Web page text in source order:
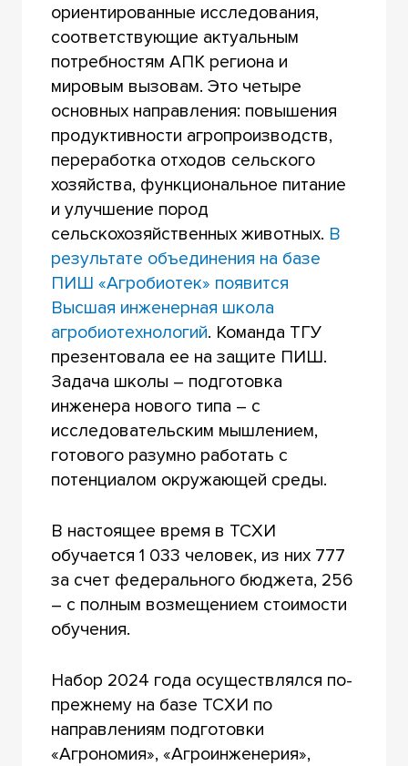
ориентированные исследования,
соответствующие актуальным
потребностям АПК региона и
мировым вызовам. Это четыре
основных направления: повышения
продуктивности агропроизводств,
переработка отходов сельского
хозяйства, функциональное питание
и улучшение пород
сельскохозяйственных животных. В
результате объединения на базе
ПИШ «Агробиотек» появится
Высшая инженерная школа
агробиотехнологий. Команда ТГУ
презентовала ее на защите ПИШ.
Задача школы – подготовка
инженера нового типа – с
исследовательским мышлением,
готового разумно работать с
потенциалом окружающей среды.
В настоящее время в ТСХИ
обучается 1 033 человек, из них 777
за счет федерального бюджета, 256
– с полным возмещением стоимости
обучения.
Набор 2024 года осуществлялся по-
прежнему на базе ТСХИ по
направлениям подготовки
«Агрономия», «Агроинженерия»,